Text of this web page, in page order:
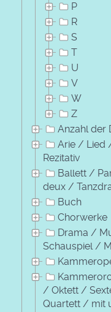
P
R
S
T
U
V
W
Z
Anzahl der
Arie / Lied
Rezitativ
Ballett /
deux /
Buch
Chorwerke
Drama /
Schauspiel /
/ Oktett /
Quartett / mit